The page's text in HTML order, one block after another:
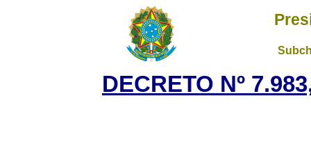
DECRETO Nº